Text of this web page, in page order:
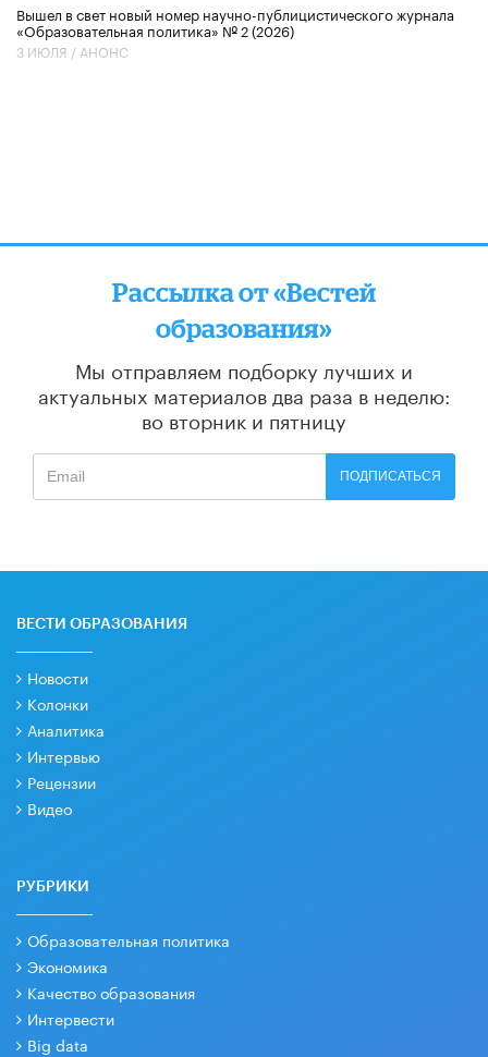
Вышел в свет новый номер научно-публицистического журнала
«Образовательная политика» № 2 (2026)
3 ИЮЛЯ / АНОНС
Рассылка от «Вестей
образования»
Мы отправляем подборку лучших и
актуальных материалов два раза в неделю:
во вторник и пятницу
ПОДПИСАТЬСЯ
ВЕСТИ ОБРАЗОВАНИЯ
Новости
Колонки
Аналитика
Интервью
Рецензии
Видео
РУБРИКИ
Образовательная политика
Экономика
Качество образования
Интервести
Big data